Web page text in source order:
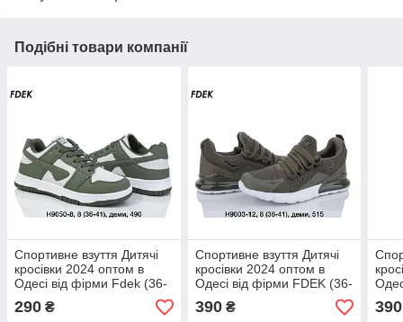
Подібні товари компанії
Спортивне взуття Дитячі
кросівки 2024 оптом в
Одесі від фірми Fdek (36-
41)
290 ₴
Спортивне взуття Дитячі
кросівки 2024 оптом в
Одесі від фірми FDEK (36-
41)
390₴
41)
390